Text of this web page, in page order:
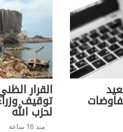
القرار
توقيف
لحزب الله
منذ 16 ساعة